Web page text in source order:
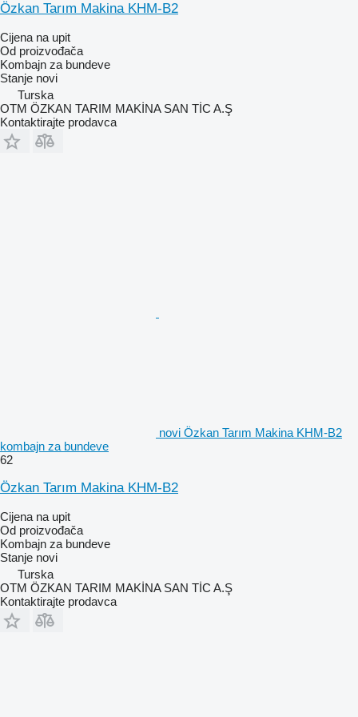
Özkan Tarım Makina KHM-B2
Cijena na upit
Od proizvođača
Kombajn za bundeve
Stanje novi
Turska
OTM ÖZKAN TARIM MAKİNA SAN TİC A.Ş
Kontaktirajte prodavca
novi Özkan Tarım Makina KHM-B2
kombajn za bundeve
62
Özkan Tarım Makina KHM-B2
Cijena na upit
Od proizvođača
Kombajn za bundeve
Stanje novi
Turska
OTM ÖZKAN TARIM MAKİNA SAN TİC A.Ş
Kontaktirajte prodavca